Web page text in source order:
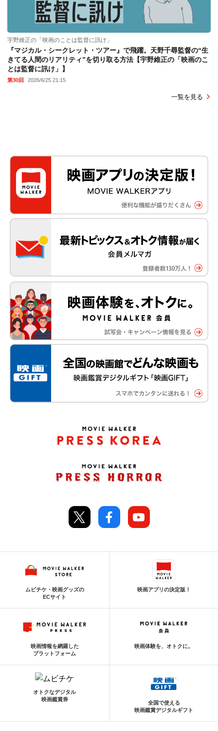
宇野維正の「映画のことは監督に訊け」
『マジカル・シークレット・ツアー』で飛躍。天野千尋監督の“生
きてる人間のリアリティ”を切り取る方法【宇野維正の「映画のこ
とは監督に訊け」】
第30回 2026/6/25 21:15
一覧を見る
ムビチケ・映画グッズの
ECサイト
映画アプリの決定版！
映画情報を網羅した
プラットフォーム
映画体験を、オトクに。
オトクなデジタル
映画鑑賞券
全国で使える
映画鑑賞デジタルギフト